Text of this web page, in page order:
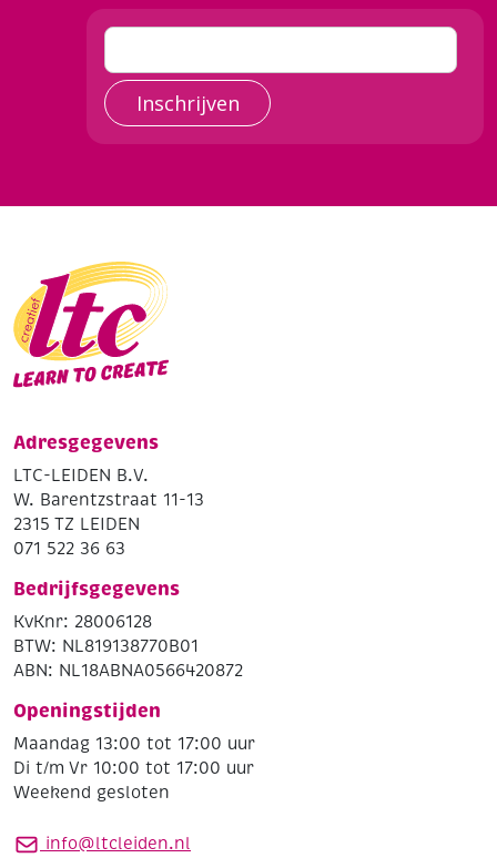
Inschrijven
Adresgegevens
LTC-LEIDEN B.V.
W. Barentzstraat 11-13
2315 TZ LEIDEN
071 522 36 63
Bedrijfsgegevens
KvKnr: 28006128
BTW: NL819138770B01
ABN: NL18ABNA0566420872
Openingstijden
Maandag 13:00 tot 17:00 uur
Di t/m Vr 10:00 tot 17:00 uur
Weekend gesloten
info@ltcleiden.nl